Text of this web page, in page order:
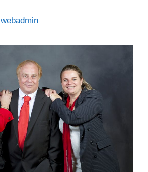
webadmin